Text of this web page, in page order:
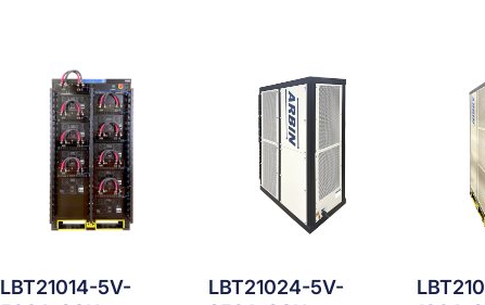
LBT21014-5V-
LBT21024-5V-